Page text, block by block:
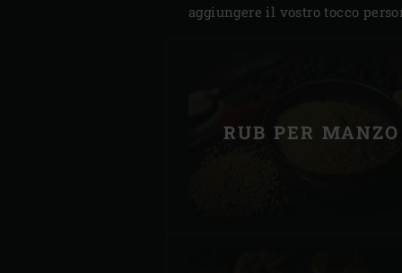
aggiungere il vostro tocco
RUB PER MANZO